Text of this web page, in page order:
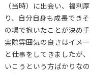
（当時）に出会い、福利
り、自分自身も成長でき
の場で抱いたことが決め
実際雰囲気の良さはイメ
と仕事をしてきましたが
いこうという方ばかりな